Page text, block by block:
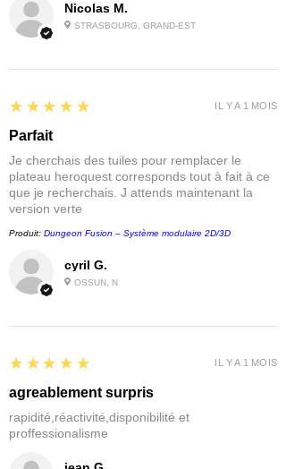
Nicolas M.
STRASBOURG, GRAND-EST
cyril G.
OSSUN, N
5
★★★★★
Parfait
Je cherchais des tuiles pour remplacer le
plateau heroquest corresponds tout à fait à ce
que je recherchais. J attends maintenant la
version verte
Produit: Dungeon Fusion – Système modulaire 2D/3D
IL Y A 1 MOIS
5
★★★★★
agreablement surpris
rapidité,réactivité,disponibilité et
proffessionalisme
IL Y A 1 MOIS